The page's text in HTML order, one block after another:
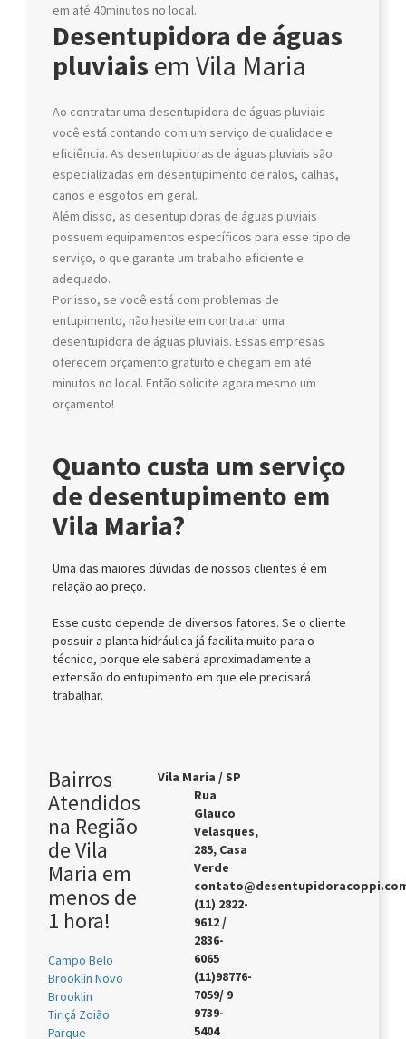
em até 40minutos no local.
Desentupidora de águas
pluviais em Vila Maria
Ao contratar uma desentupidora de águas pluviais
você está contando com um serviço de qualidade e
eficiência. As desentupidoras de águas pluviais são
especializadas em desentupimento de ralos, calhas,
canos e esgotos em geral.
Além disso, as desentupidoras de águas pluviais
possuem equipamentos específicos para esse tipo de
serviço, o que garante um trabalho eficiente e
adequado.
Por isso, se você está com problemas de
entupimento, não hesite em contratar uma
desentupidora de águas pluviais. Essas empresas
oferecem orçamento gratuito e chegam em até
minutos no local. Então solicite agora mesmo um
orçamento!
Quanto custa um serviço
de desentupimento em
Vila Maria?
Uma das maiores dúvidas de nossos clientes é em
relação ao preço.
Esse custo depende de diversos fatores. Se o cliente
possuir a planta hidráulica já facilita muito para o
técnico, porque ele saberá aproximadamente a
extensão do entupimento em que ele precisará
trabalhar.
Bairros
Atendidos
na Região
de Vila
Maria em
menos de
1 hora!
Campo Belo
Brooklin Novo
Brooklin
Tiriçá Zoião
Parque
Vila Maria / SP
Rua
Glauco
Velasques,
285, Casa
Verde
(11) 2822-
9612 /
2836-
6065
(11)98776-
7059/ 9
9739-
5404